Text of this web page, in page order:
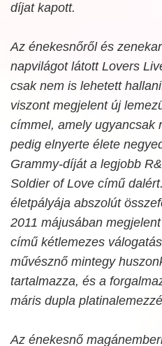
díjat kapott.
Az énekesnőről és
napvilágot látott Lovers
csak nem is lehetett
viszont megjelent új
címmel, amely ugyancsak
pedig elnyerte élete
Grammy-díját a legjobb
Soldier of Love című
életpályája abszolút
2011 májusában megjelent
című kétlemezes
művésznő mintegy
tartalmazza, és a
máris dupla
Az énekesnő